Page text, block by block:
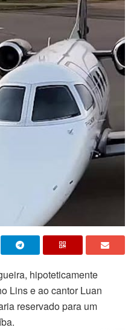
hipoteticamente
Lins e ao cantor Luan
reservado para um